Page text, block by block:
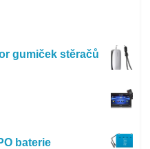
gumiček stěračů
baterie